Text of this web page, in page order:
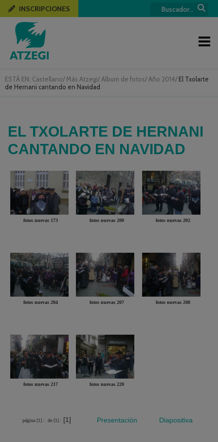
ESTÁ EN: Castellano/ Más Atzegi/ Album de fotos/ Año 2014/ El Txolarte
de Hernani cantando en Navidad
INSCRIPCIONES
EL TXOLARTE DE HERNANI
CANTANDO EN NAVIDAD
fotos nuevas 173 fotos nuevas 200 fotos nuevas 202
fotos nuevas 204 fotos nuevas 207 fotos nuevas 208
fotos nuevas 217 fotos nuevas 220
página [1] : de [1] : [1] Presentación Diapositiva